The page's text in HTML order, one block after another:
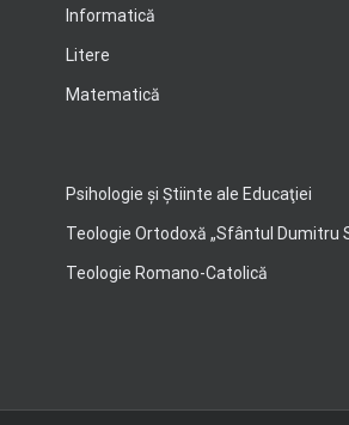
Informatică
Litere
Matematică
Psihologie şi Ştiinte ale Educaţiei
Teologie Ortodoxă „Sfântul Dumitru
Teologie Romano-Catolică